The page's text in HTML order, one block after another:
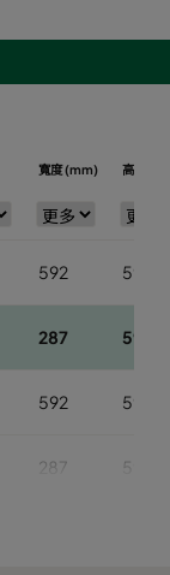
寬度 (mm) 高度
592 592
287 592
592 592
287 592